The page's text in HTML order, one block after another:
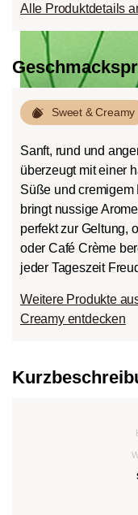
roast
Alle Produktdetails
Sweet & Creamy
Sanft, rund und
überzeugt mit einer
Süße und cremigem
bringt nussige
perfekt zur Geltung,
oder Café Crème
jeder Tageszeit
Weitere Produkte
Creamy entdecken